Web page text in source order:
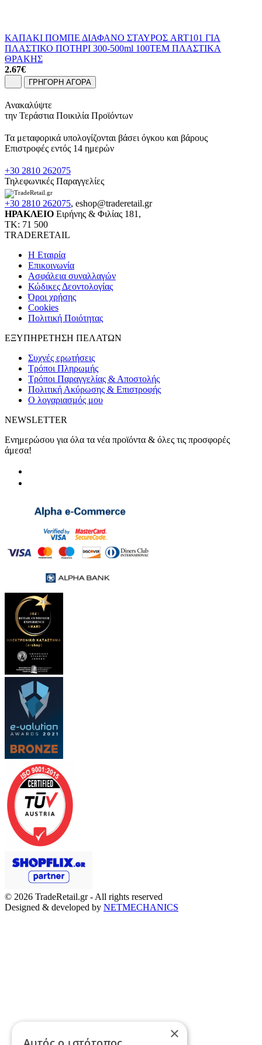
ΚΑΠΑΚΙ ΠΟΜΠΕ ΔΙΑΦΑΝΟ ΣΤΑΥΡΟΣ ART101 ΓΙΑ
ΠΛΑΣΤΙΚΟ ΠΟΤΗΡΙ 300-500ml 100ΤΕΜ ΠΛΑΣΤΙΚΑ
ΘΡΑΚΗΣ
2.67€
ΓΡΗΓΟΡΗ ΑΓΟΡΑ
Ανακαλύψτε
την Τεράστια Ποικιλία Προϊόντων
Τα μεταφορικά υπολογίζονται βάσει όγκου και βάρους
Επιστροφές εντός 14 ημερών
+30 2810 262075
Τηλεφωνικές Παραγγελίες
+30 2810 262075, eshop@traderetail.gr
ΗΡΑΚΛΕΙΟ Ειρήνης & Φιλίας 181,
ΤΚ: 71 500
TRADERETAIL
H Εταιρία
Eπικοινωνία
Ασφάλεια συναλλαγών
Κώδικες Δεοντολογίας
Όροι χρήσης
Cookies
Πολιτική Ποιότητας
ΕΞΥΠΗΡΕΤΗΣΗ ΠΕΛΑΤΩΝ
Συχνές ερωτήσεις
Τρόποι Πληρωμής
Τρόποι Παραγγελίας & Αποστολής
Πολιτική Ακύρωσης & Επιστροφής
Ο λογαριασμός μου
NEWSLETTER
Ενημερώσου για όλα τα νέα προϊόντα & όλες τις προσφορές
άμεσα!
© 2026 TradeRetail.gr- All rights reserved
Designed & developed by NETMECHANICS
×